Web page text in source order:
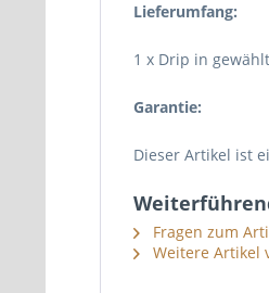
Lieferumfang:
1 x Drip in
Garantie:
Dieser Artikel ist
Fragen zum
Weitere Artikel